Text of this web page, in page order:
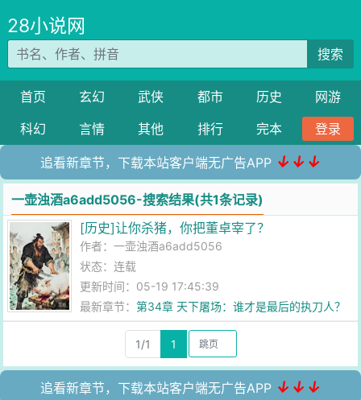
28小说网
搜索
首页 玄幻 武侠 都市 历史
网游
科幻
言情 其他 排行 完本 登录
追看新章节，下载本站客户端无广告APP ↓↓↓
一壶浊酒a6add5056-搜索结果(共1条记录)
[历史]让你杀猪，你把董卓宰了？
作者：一壶浊酒a6add5056
状态：连载
更新时间：05-19 17:45:39
最新章节：第34章 天下屠场：谁才是最后的执刀人？
1/1 1
追看新章节，下载本站客户端无广告APP ↓↓↓